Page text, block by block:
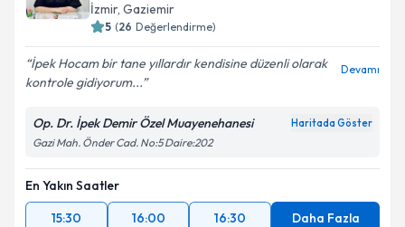
İzmir, Gaziemir
5 (26 Değerlendirme)
İpek Hocam bir tane yıllardır kendisine düzenli olarak
kontrole gidiyorum...
Devamı
Op. Dr. İpek Demir Özel Muayenehanesi Haritada Göster
Gazi Mah. Önder Cad. No:5 Daire:202
En Yakın Saatler
15:30
16:00 16:30 Daha Fazla